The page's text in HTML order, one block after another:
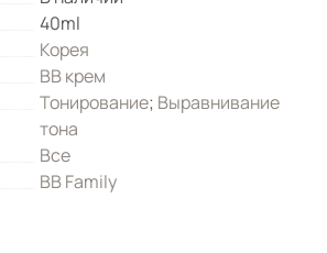
40ml
Корея
BB крем
Тонирование; Выравнивание
тона
Все
BB Family